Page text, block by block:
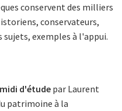
conservent des milliers
conservateurs,
exemples à l'appui.
d'étudepar Laurent
patrimoine à la